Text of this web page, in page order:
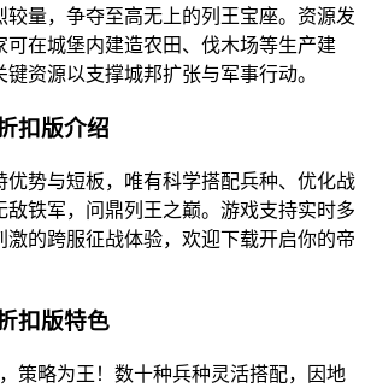
较量，争夺至高无上的列王宝座。资源发
可在城堡内建造农田、伐木场等生产建
资源以支撑城邦扩张与军事行动。
扣版介绍
优势与短板，唯有科学搭配兵种、优化战
敌铁军，问鼎列王之巅。游戏支持实时多
激的跨服征战体验，欢迎下载开启你的帝
扣版特色
策略为王！数十种兵种灵活搭配，因地